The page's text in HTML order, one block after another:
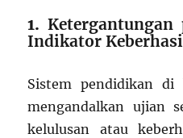
1. Ketergantungan
Indikator
Sistem pendidikan di
mengandalkan ujian
kelulusan atau